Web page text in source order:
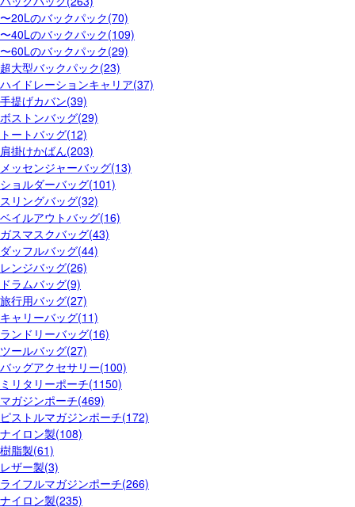
〜20Lのバックパック(70)
〜40Lのバックパック(109)
〜60Lのバックパック(29)
超大型バックパック(23)
ハイドレーションキャリア(37)
手提げカバン(39)
ボストンバッグ(29)
トートバッグ(12)
肩掛けかばん(203)
メッセンジャーバッグ(13)
ショルダーバッグ(101)
スリングバッグ(32)
ベイルアウトバッグ(16)
ガスマスクバッグ(43)
ダッフルバッグ(44)
レンジバッグ(26)
ドラムバッグ(9)
旅行用バッグ(27)
キャリーバッグ(11)
ランドリーバッグ(16)
ツールバッグ(27)
バッグアクセサリー(100)
ミリタリーポーチ(1150)
マガジンポーチ(469)
ピストルマガジンポーチ(172)
ナイロン製(108)
樹脂製(61)
レザー製(3)
ライフルマガジンポーチ(266)
ナイロン製(235)